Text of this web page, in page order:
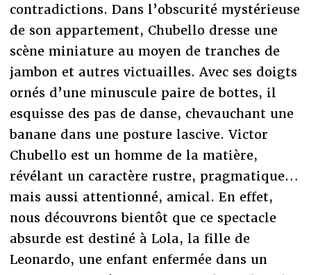
contradictions. Dans l’obscurité mystérieuse
de son appartement, Chubello dresse une
scène miniature au moyen de tranches de
jambon et autres victuailles. Avec ses doigts
ornés d’une minuscule paire de bottes, il
esquisse des pas de danse, chevauchant une
banane dans une posture lascive. Victor
Chubello est un homme de la matière,
révélant un caractère rustre, pragmatique…
mais aussi attentionné, amical. En effet,
nous découvrons bientôt que ce spectacle
absurde est destiné à Lola, la fille de
Leonardo, une enfant enfermée dans un